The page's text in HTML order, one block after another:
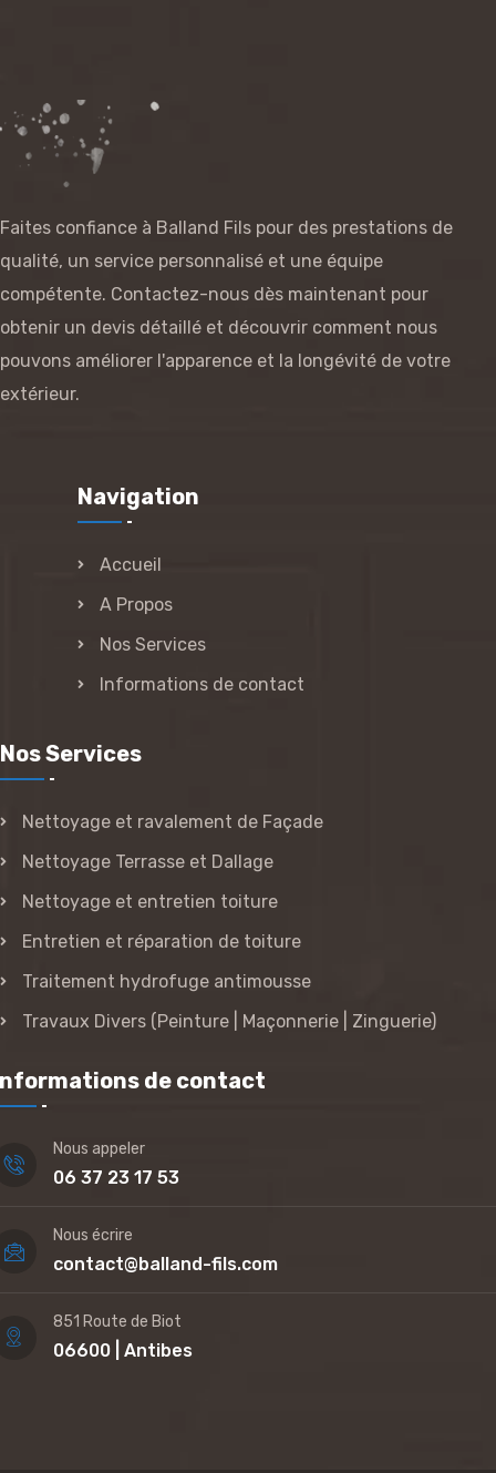
Faites confiance à Balland Fils pour des prestations de
qualité, un service personnalisé et une équipe
compétente. Contactez-nous dès maintenant pour
obtenir un devis détaillé et découvrir comment nous
pouvons améliorer l'apparence et la longévité de votre
extérieur.
Navigation
Accueil
A Propos
Nos Services
Informations de contact
Nos Services
Nettoyage et ravalement de Façade
Nettoyage Terrasse et Dallage
Nettoyage et entretien toiture
Entretien et réparation de toiture
Traitement hydrofuge antimousse
Travaux Divers (Peinture | Maçonnerie | Zinguerie)
de contact
Nous appeler
06 37 23 17 53
Nous écrire
contact@balland-fils.com
851 Route de Biot
06600 | Antibes